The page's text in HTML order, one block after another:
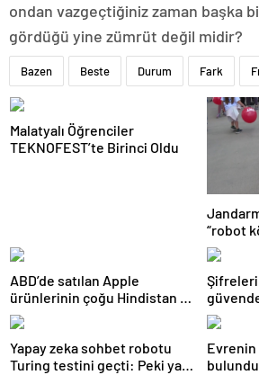
ondan vazgeçtiğiniz zaman başka
gördüğü yine zümrüt değil midir?
Bazen Beste Durum Fark
Malatyalı Öğrenciler
TEKNOFEST’te Birinci Oldu
“robot
ABD’de satılan Apple
ürünlerinin çoğu Hindistan ve
Vietnam’dan gelecek
şifre
hızını
Yapay zeka sohbet robotu
Turing testini geçti: Peki ya
Evrenin